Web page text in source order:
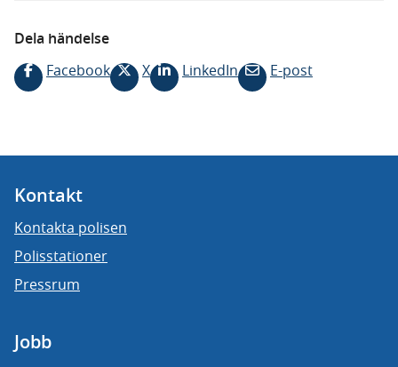
Dela händelse
Facebook
X LinkedIn E-post
Kontakt
Kontakta polisen
Polisstationer
Pressrum
Jobb